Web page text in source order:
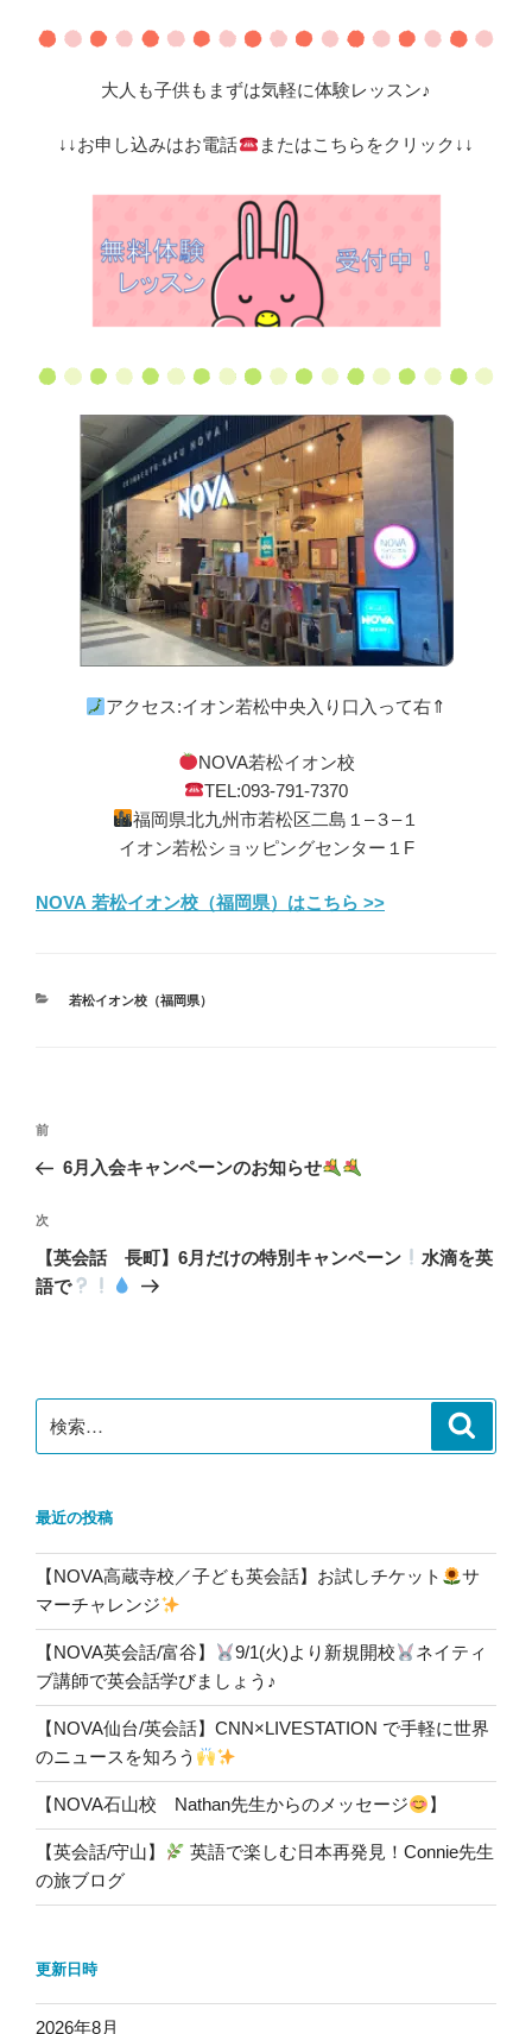
大人も子供もまずは気軽に体験レッスン♪
↓↓お申し込みはお電話 またはこちらをクリック↓↓
アクセス:イオン若松中央入り口入って右⇑
NOVA若松イオン校
TEL:093-791-7370
福岡県北九州市若松区二島１–３–１
イオン若松ショッピングセンター１F
NOVA 若松イオン校（福岡県）はこちら >>
カ
若松イオン校（福岡県）
投
ナ
ビ
ゲ
ー
前
の
稿
前
6月入会キャンペーンのお知らせ
次
の
投
次
【英会話 長町】6月だけの特別キャンペーン
水滴を英
語で
索:
最近の投稿
【NOVA高蔵寺校／子ども英会話】お試しチケット
サ
マーチャレンジ
【NOVA英会話/富谷】 9/1(火)より新規開校
ネイティ
ブ講師で英会話学びましょう♪
【NOVA仙台/英会話】CNN×LIVESTATION で手軽に世界
のニュースを知ろう
【NOVA石山校 Nathan先生からのメッセージ 】
【英会話/守山】
英語で楽しむ日本再発見！Connie先生
の旅ブログ
更新日時
2026年8月